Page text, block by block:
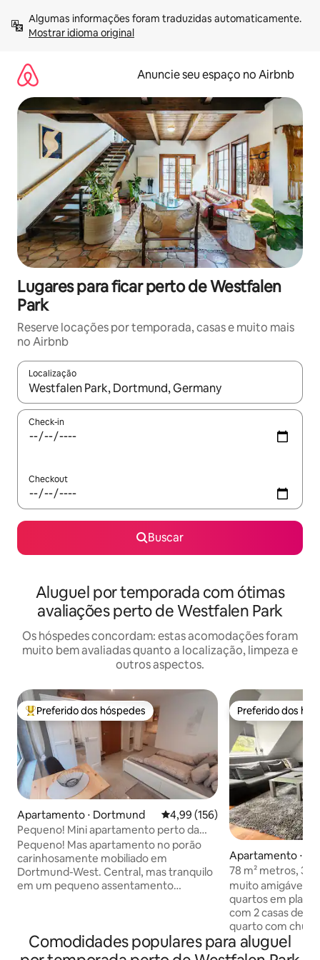
para
Mostrar idioma original
Anuncie seu espaço no Airbnb
Lugares para ficar perto de Westfalen
Park
Reserve locações por temporada, casas e muito mais
no Airbnb
Localização
Quando os resultados estiverem disponíveis, explore-os
Check-in
Checkout
Buscar
Aluguel por temporada com ótimas
avaliações perto de Westfalen Park
Os hóspedes concordam: estas acomodações foram
muito bem avaliadas quanto a localização, limpeza e
outros aspectos.
Entre os melhores preferidos dos hóspedes
Preferido dos hóspedes
Apartamento ⋅ Dortmund 4,99 de uma avaliação média de
4,99 (156)
Pequeno! Mini apartamento perto da
cidade
Pequeno! Mas apartamento no porão
carinhosamente mobiliado em
Dortmund-West. Central, mas tranquilo
em um pequeno assentamento
futebol) e Westfalenhalle são facilmente
acessíveis a pé ou por transporte
Preferido dos
Preferido dos
Apartamento ⋅
78 m² metros, 3
2 banheiros
muito amigável
quartos em plano
com 2 casas de
quarto com
andar de baixo 1
casa de banho
Comodidades populares para aluguel